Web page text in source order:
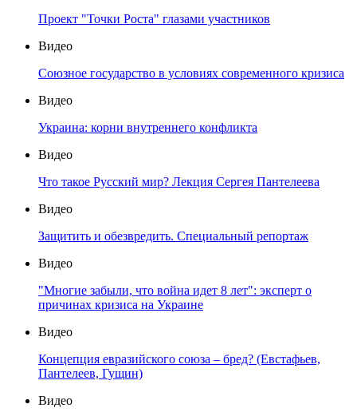
Проект "Точки Роста" глазами участников
Видео
Союзное государство в условиях современного кризиса
Видео
Украина: корни внутреннего конфликта
Видео
Что такое Русский мир? Лекция Сергея Пантелеева
Видео
Защитить и обезвредить. Специальный репортаж
Видео
"Многие забыли, что война идет 8 лет": эксперт о
причинах кризиса на Украине
Видео
Концепция евразийского союза – бред? (Евстафьев,
Пантелеев, Гущин)
Видео